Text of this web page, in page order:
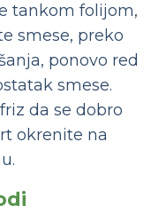
tankom folijom,
smese, preko
ponovo red
smese.
da se dobro
okrenite na